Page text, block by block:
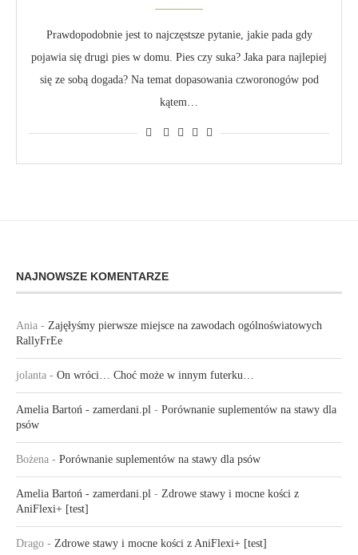
Prawdopodobnie jest to najczęstsze pytanie, jakie pada gdy
pojawia się drugi pies w domu. Pies czy suka? Jaka para najlepiej
się ze sobą dogada? Na temat dopasowania czworonogów pod
kątem…
NAJNOWSZE KOMENTARZE
Ania - Zajęłyśmy pierwsze miejsce na zawodach ogólnoświatowych
RallyFrEe
jolanta - On wróci… Choć może w innym futerku…
Amelia Bartoń - zamerdani.pl - Porównanie suplementów na stawy dla
psów
Bożena - Porównanie suplementów na stawy dla psów
Amelia Bartoń - zamerdani.pl - Zdrowe stawy i mocne kości z
AniFlexi+ [test]
Drago - Zdrowe stawy i mocne kości z AniFlexi+ [test]